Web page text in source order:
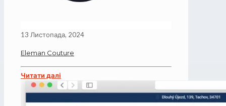
13 Листопада, 2024
Eleman Couture
Читати далі